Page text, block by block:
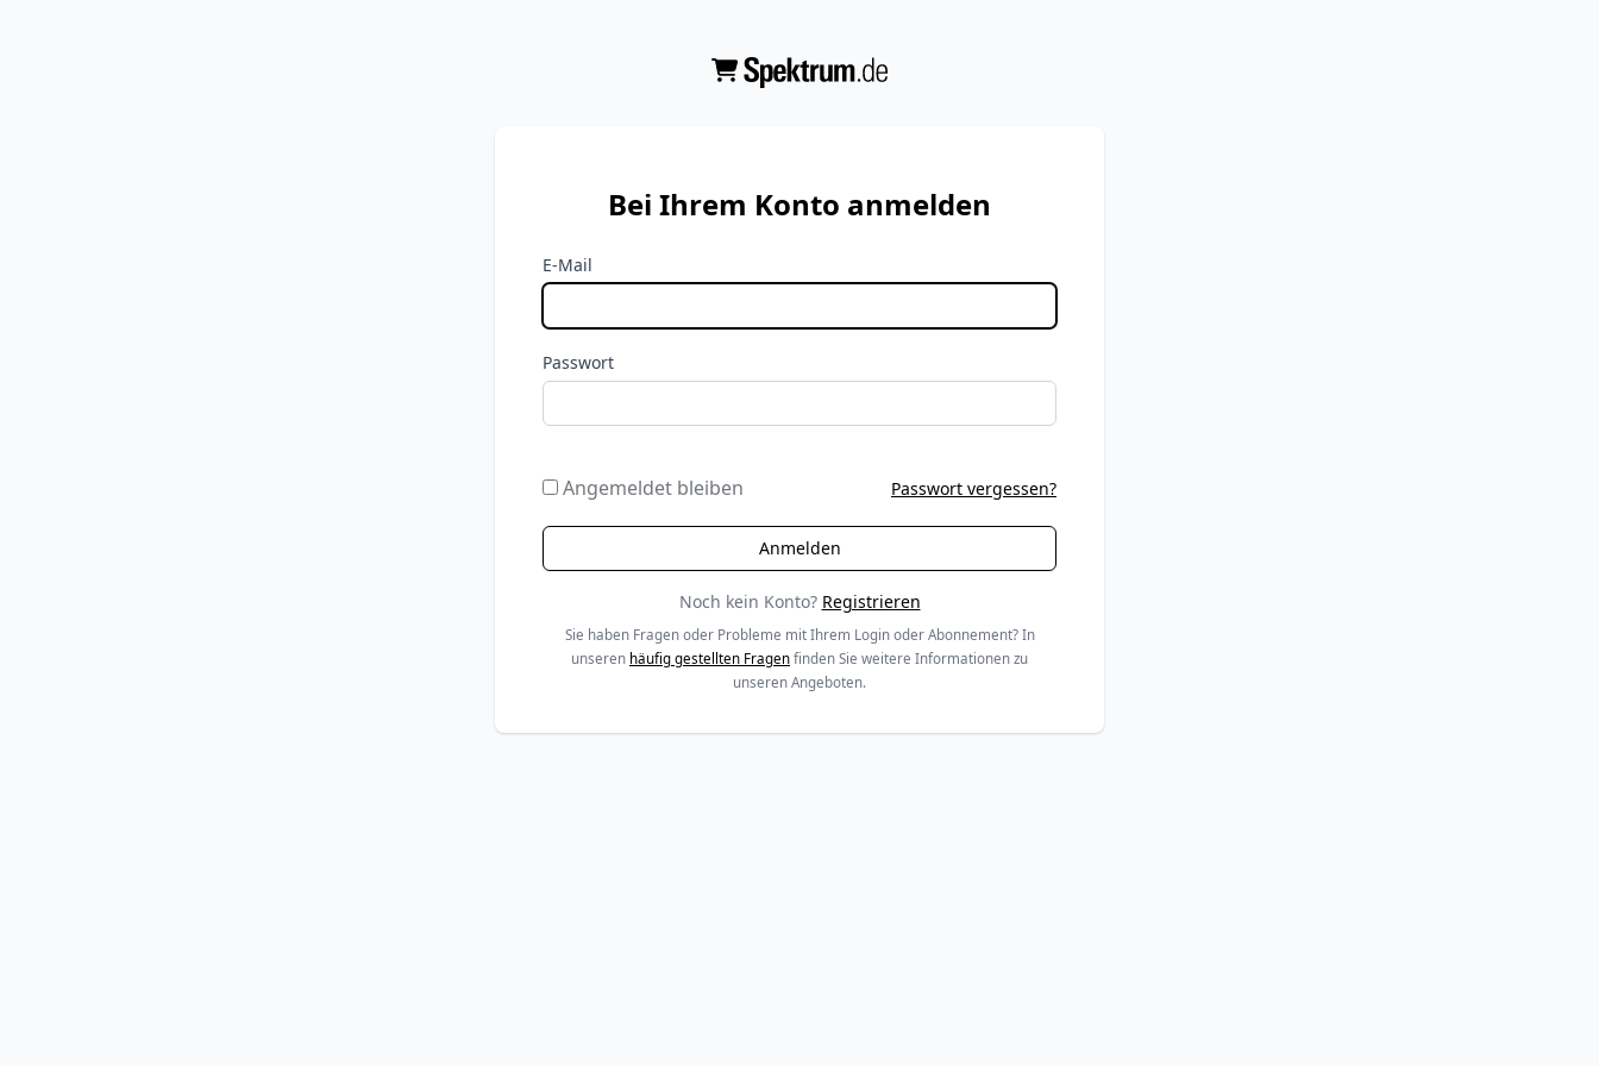
Bei Ihrem Konto anmelden
E-Mail
Passwort
Angemeldet bleiben Passwort vergessen?
Noch kein Konto? Registrieren
Sie haben Fragen oder Probleme mit Ihrem Login oder Abonnement? In
unseren häufig gestellten Fragen finden Sie weitere Informationen zu
unseren Angeboten.